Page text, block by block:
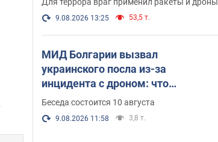
9.08.2026 13:25 53,5 т.
МИД Болгарии вызвал
украинского посла из-за
инцидента с дроном: что
произошло
Беседа состоится 10 августа
9.08.2026 11:58 3,8 т.